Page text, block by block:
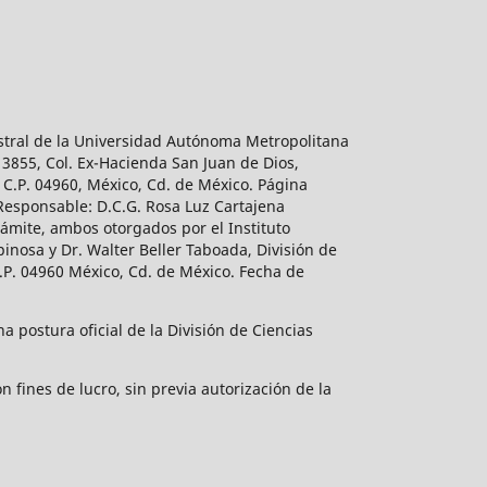
de la Universidad Autónoma Metropolitana
Col. Ex-Hacienda San Juan de Dios,
04960, México, Cd. de México. Página
D.C.G. Rosa Luz Cartajena
ambos otorgados por el Instituto
y Dr. Walter Beller Taboada, División de
04960 México, Cd. de México. Fecha de
postura oficial de la División de Ciencias
fines de lucro, sin previa autorización de la